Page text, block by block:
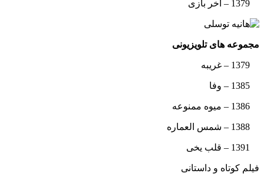
مجموعه های تلویزیونی
فیلم کوتاه و داستانی